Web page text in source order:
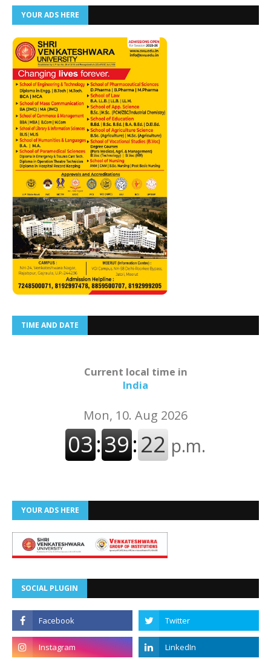
YOUR ADS HERE
TIME AND DATE
Current local time in
India
YOUR ADS HERE
SOCIAL PLUGIN